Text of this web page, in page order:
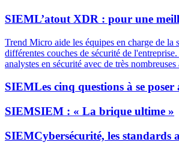
SIEML’atout XDR : pour une
Trend Micro aide les équipes en charge de la
différentes couches de sécurité de
analystes en sécurité avec de très
SIEMLes cinq questions à se
SIEMSIEM : « La brique ultime »
SIEMCybersécurité, les standards